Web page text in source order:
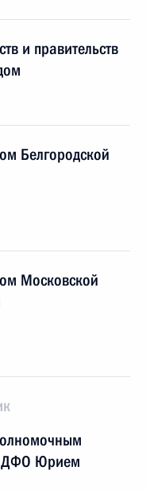
и правительств
Белгородской
Московской
ДФО Юрием